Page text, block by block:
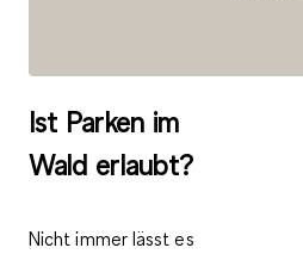
Ist Par­ken im
Wald er­laubt?
Nicht immer lässt es